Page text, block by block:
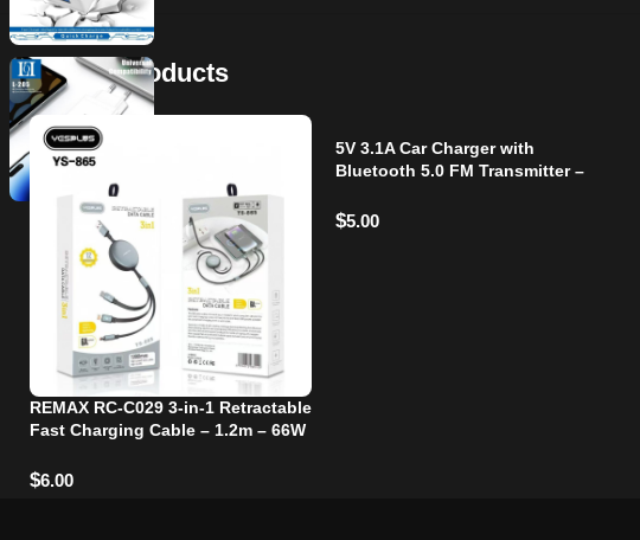
Related Products
REMAX RC-C029 3-in-1 Retractable
Fast Charging Cable – 1.2m – 66W
$6.00
5V 3.1A Car Charger with
Bluetooth 5.0 FM Transmitter –
Calling, LED
$5.00